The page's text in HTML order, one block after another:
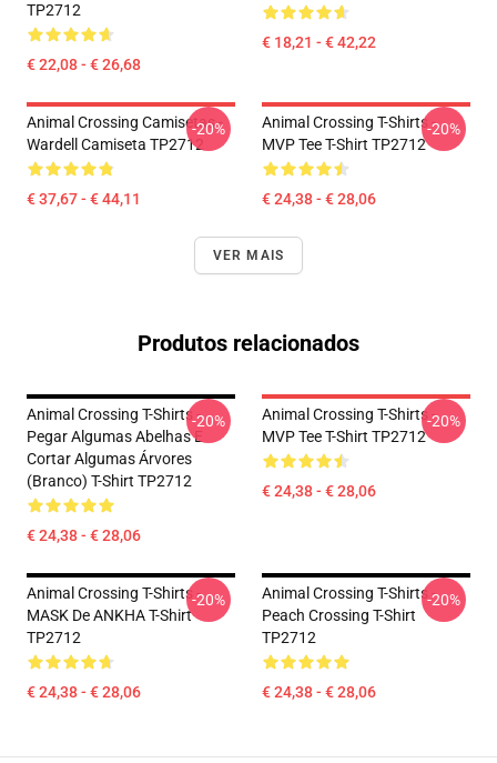
TP2712
€ 22,08 - € 26,68
€ 18,21 - € 42,22
Animal Crossing Camisetas -
Wardell Camiseta TP2712
€ 37,67 - € 44,11
-20%
Animal Crossing T-Shirts -
MVP Tee T-Shirt TP2712
€ 24,38 - € 28,06
-20%
VER MAIS
Produtos relacionados
Animal Crossing T-Shirts -
Pegar Algumas Abelhas E
Cortar Algumas Árvores
(branco) T-Shirt TP2712
€ 24,38 - € 28,06
-20%
Animal Crossing T-Shirts -
MVP Tee T-Shirt TP2712
€ 24,38 - € 28,06
-20%
Animal Crossing T-Shirts -
MASK De ANKHA T-Shirt
TP2712
€ 24,38 - € 28,06
-20%
Animal Crossing T-Shirts -
Peach Crossing T-Shirt
TP2712
€ 24,38 - € 28,06
-20%